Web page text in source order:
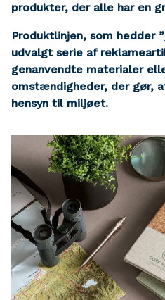
produkter, der alle har en
Produktlinjen, som hedder ”
udvalgt serie af
genanvendte materialer
omstændigheder, der gør,
hensyn til miljøet.